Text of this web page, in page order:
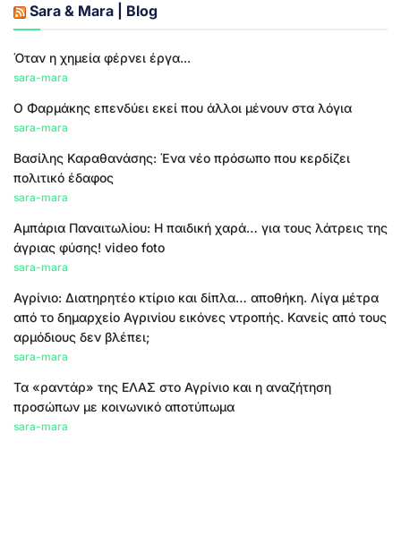
Sara & Mara | Blog
Όταν η χημεία φέρνει έργα...
sara-mara
Ο Φαρμάκης επενδύει εκεί που άλλοι μένουν στα λόγια
sara-mara
Βασίλης Καραθανάσης: Ένα νέο πρόσωπο που κερδίζει
πολιτικό έδαφος
sara-mara
Αμπάρια Παναιτωλίου: Η παιδική χαρά… για τους λάτρεις της
άγριας φύσης! video foto
sara-mara
Αγρίνιο: Διατηρητέο κτίριο και δίπλα… αποθήκη. Λίγα μέτρα
από το δημαρχείο Αγρινίου εικόνες ντροπής. Κανείς από τους
αρμόδιους δεν βλέπει;
sara-mara
Τα «ραντάρ» της ΕΛΑΣ στο Αγρίνιο και η αναζήτηση
προσώπων με κοινωνικό αποτύπωμα
sara-mara